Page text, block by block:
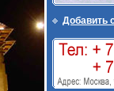
Добавить